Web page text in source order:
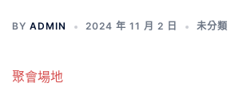
BY ADMIN 2024 年 11 月 2 日 未分類
聚會場地